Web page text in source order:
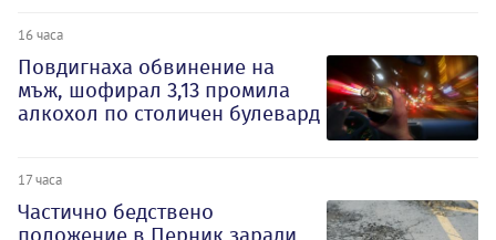
16 часа
Повдигнаха обвинение на
мъж, шофирал 3,13 промила
алкохол по столичен булевард
17 часа
Частично бедствено